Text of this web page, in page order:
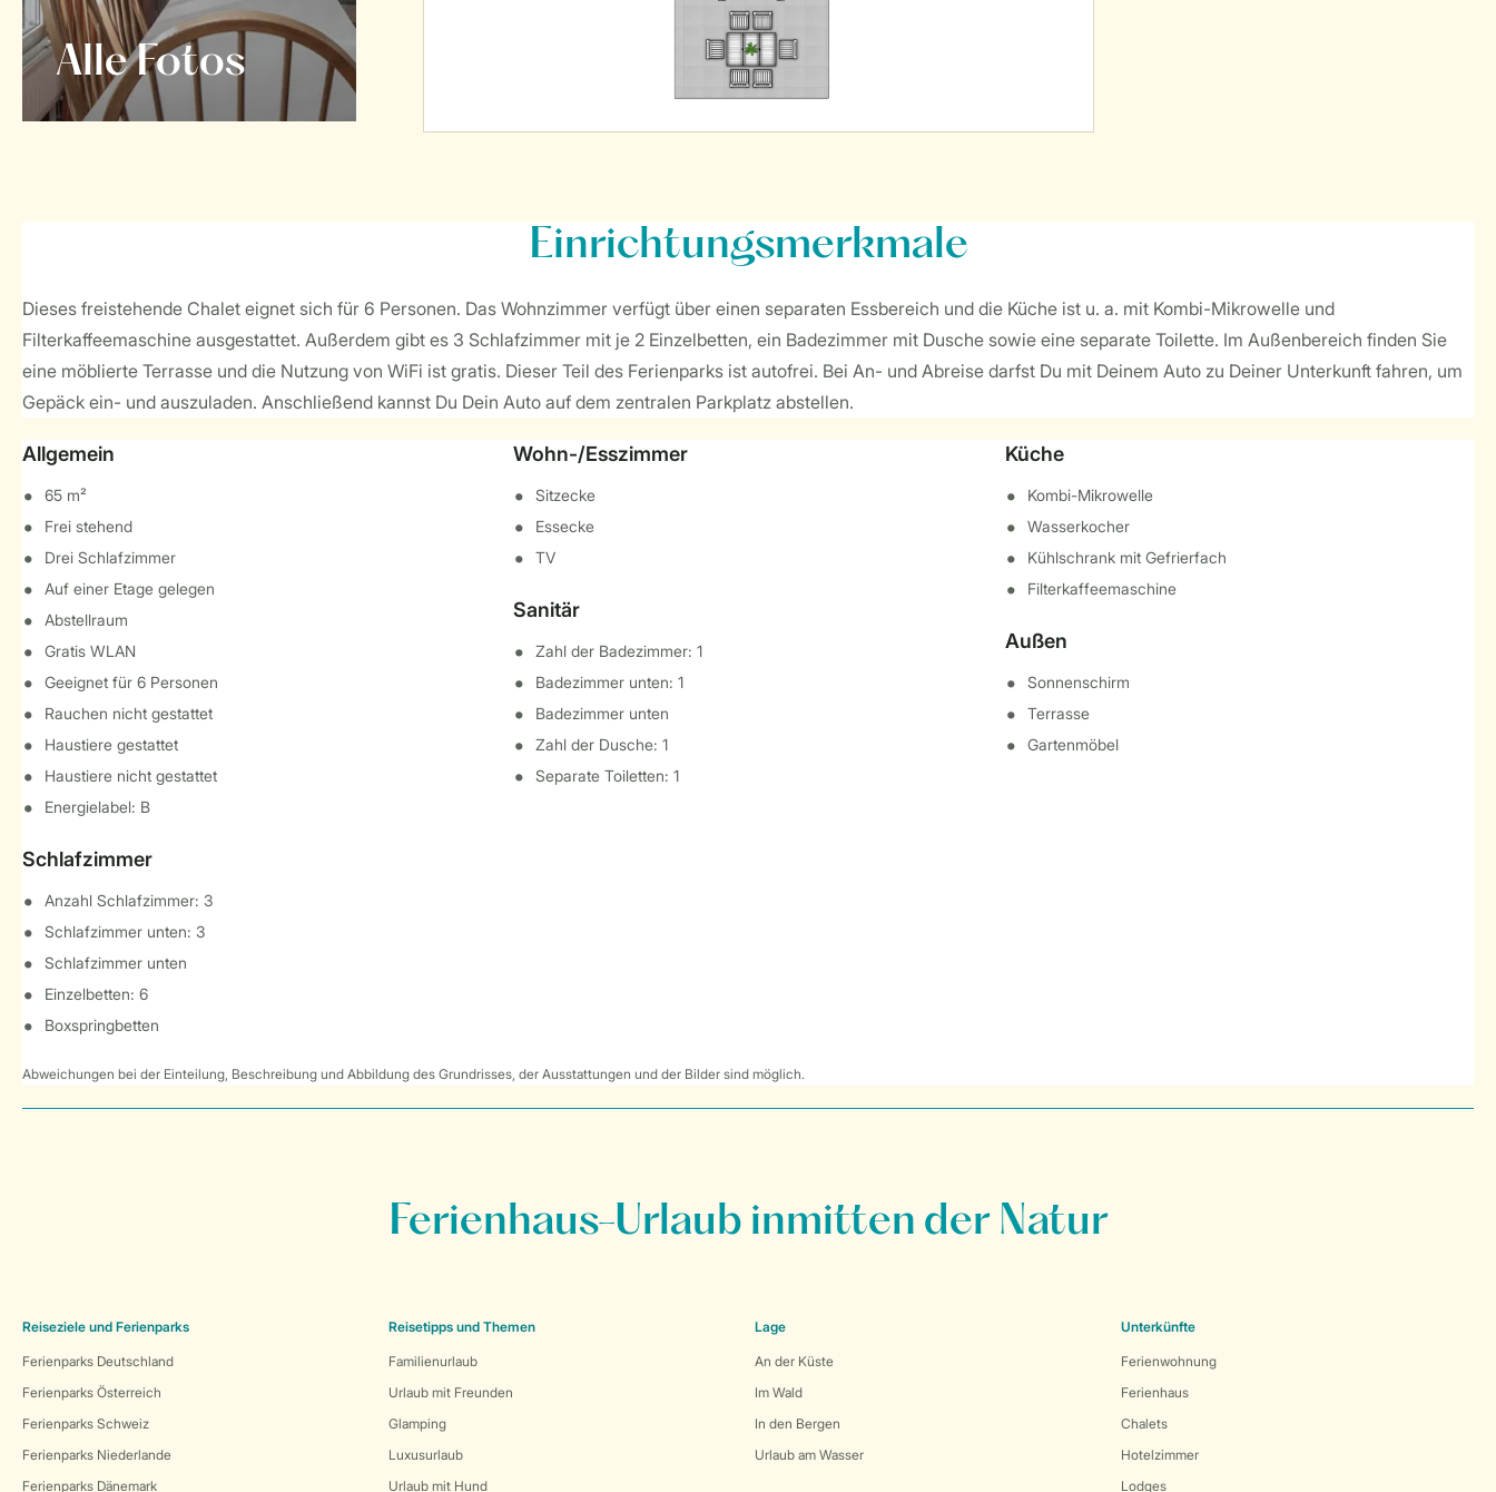
Alle Fotos
Einrichtungsmerkmale
Dieses freistehende Chalet eignet sich für 6 Personen. Das Wohnzimmer verfügt über einen separaten Essbereich und die Küche ist u. a. mit Kombi-Mikrowelle und
Filterkaffeemaschine ausgestattet. Außerdem gibt es 3 Schlafzimmer mit je 2 Einzelbetten, ein Badezimmer mit Dusche sowie eine separate Toilette. Im Außenbereich finden Sie
eine möblierte Terrasse und die Nutzung von WiFi ist gratis. Dieser Teil des Ferienparks ist autofrei. Bei An- und Abreise darfst Du mit Deinem Auto zu Deiner Unterkunft fahren, um
Gepäck ein- und auszuladen. Anschließend kannst Du Dein Auto auf dem zentralen Parkplatz abstellen.
Allgemein
65 m²
Frei stehend
Drei Schlafzimmer
Auf einer Etage gelegen
Abstellraum
Gratis WLAN
Geeignet für 6 Personen
Rauchen nicht gestattet
Haustiere gestattet
Haustiere nicht gestattet
Energielabel: B
Schlafzimmer
Anzahl Schlafzimmer: 3
Schlafzimmer unten: 3
Schlafzimmer unten
Einzelbetten: 6
Boxspringbetten
Wohn-/Esszimmer
Sitzecke
Essecke
TV
Sanitär
Zahl der Badezimmer: 1
Badezimmer unten: 1
Badezimmer unten
Zahl der Dusche: 1
Separate Toiletten: 1
Küche
Kombi-Mikrowelle
Wasserkocher
Kühlschrank mit Gefrierfach
Filterkaffeemaschine
Außen
Sonnenschirm
Terrasse
Gartenmöbel
Abweichungen bei der Einteilung, Beschreibung und Abbildung des Grundrisses, der Ausstattungen und der Bilder sind möglich.
Ferienhaus-Urlaub inmitten der Natur
Reiseziele und Ferienparks
Ferienparks Deutschland
Ferienparks Österreich
Ferienparks Schweiz
Ferienparks Niederlande
Ferienparks Dänemark
Reisetipps und Themen
Familienurlaub
Urlaub mit Freunden
Glamping
Luxusurlaub
Urlaub mit Hund
Lage
An der Küste
Im Wald
In den Bergen
Urlaub am Wasser
Unterkünfte
Ferienwohnung
Ferienhaus
Chalets
Hotelzimmer
Lodges